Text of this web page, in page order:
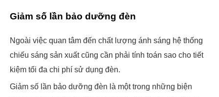
Giảm số lần bảo dưỡng đèn
Ngoài việc quan tâm đến chất lượng ánh sáng hệ thống
chiếu sáng sản xuất cũng cần phải tính toán sao cho tiết
kiệm tối đa chi phí sử dụng đèn.
Giảm số lần bảo dưỡng đèn là một trong những biện